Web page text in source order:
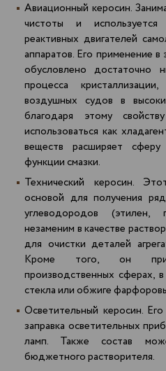
Авиационный керосин.
чистоты и
реактивных двигателей
аппаратов. Его применение
обусловлено достаточно
процесса
воздушных судов в
благодаря этому
использоваться как
веществ расширяет
функции смазки.
Технический керосин.
основой для получения
углеводородов (этилен,
незаменим в качестве
для очистки деталей
Кроме того, он
производственных сферах,
стекла или обжиге
Осветительный керосин.
заправка осветительных
ламп. Также состав
бюджетного растворителя.